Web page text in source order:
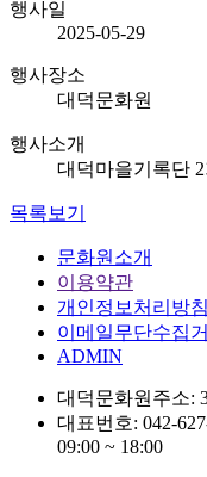
행사일
2025-05-29
행사장소
대덕문화원
행사소개
대덕마을기록단
목록보기
문화원소개
이용약관
개인정보처리방침
이메일무단수집
ADMIN
대덕문화원주소:
대표번호: 042-
09:00 ~ 18:00